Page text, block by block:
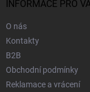
INFORMACE PRO
O nás
Kontakty
B2B
Obchodní podmínky
Reklamace a vrácení